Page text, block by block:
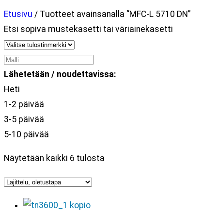
Etusivu / Tuotteet avainsanalla “MFC-L 5710 DN”
Etsi sopiva mustekasetti tai väriainekasetti
Lähetetään / noudettavissa:
Heti
1-2 päivää
3-5 päivää
5-10 päivää
Näytetään kaikki 6 tulosta